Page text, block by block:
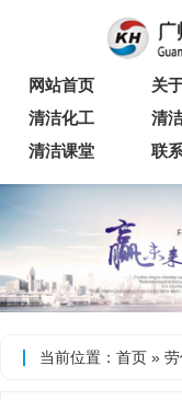
网站首页 关
清洁化工
清
清洁课堂
联
当前位置： 首页 »